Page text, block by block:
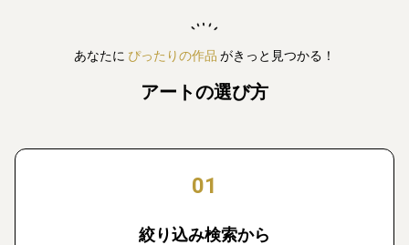
あなたに ぴったりの作品 がきっと見つかる！
アートの選び方
01
絞り込み検索から